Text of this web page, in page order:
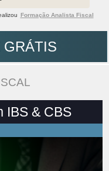
Formação Analista Fiscal
GRÁTIS
IBS & CBS